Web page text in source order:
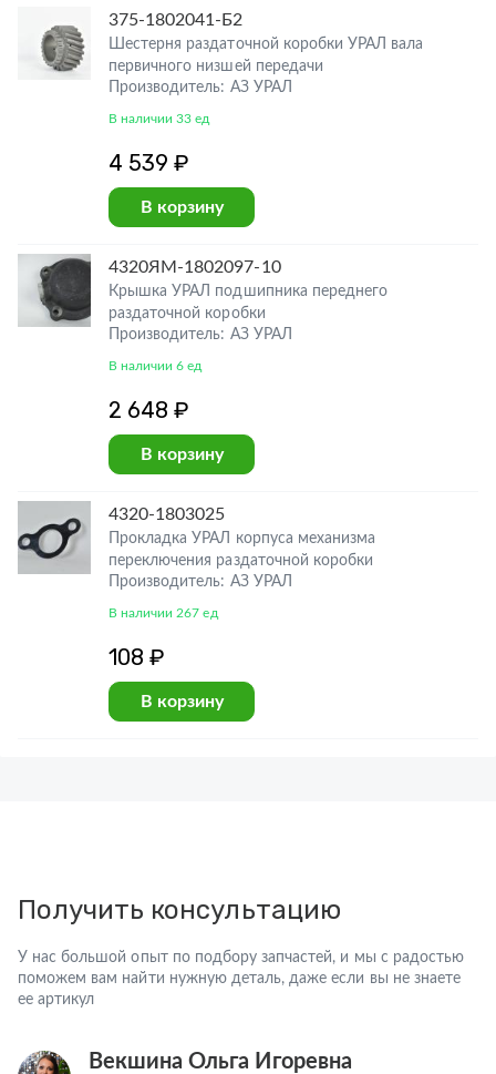
375-1802041-Б2
Шестерня раздаточной коробки УРАЛ вала
первичного низшей передачи
Производитель: АЗ УРАЛ
В наличии 33 ед
4 539 ₽
В корзину
4320ЯМ-1802097-10
Крышка УРАЛ подшипника переднего
раздаточной коробки
Производитель: АЗ УРАЛ
В наличии 6 ед
2 648 ₽
В корзину
4320-1803025
Прокладка УРАЛ корпуса механизма
переключения раздаточной коробки
Производитель: АЗ УРАЛ
В наличии 267 ед
108 ₽
В корзину
Получить консультацию
У нас большой опыт по подбору запчастей, и мы с радостью
поможем вам найти нужную деталь, даже если вы не знаете
ее артикул
Векшина Ольга Игоревна